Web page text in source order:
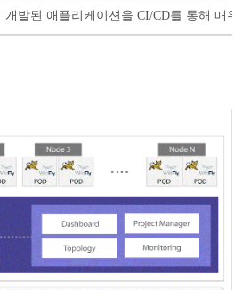
개발된 애플리케이션을 CI/CD를 통해 매